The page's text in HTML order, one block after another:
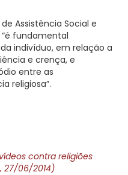
Assistência Social e
fundamental
indivíduo, em relação a
e crença, e
entre as
religiosa”.
contra religiões
27/06/2014)